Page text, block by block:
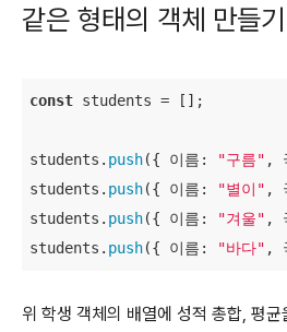
같은 형태의 객체 만들기
const students = [];
students. push({ 이름: "구름" ,
students. push({ 이름: "별이" ,
students. push({ 이름: "겨울" ,
students. push({ 이름: "바다" ,
위 학생 객체의 배열에 성적 총합, 평